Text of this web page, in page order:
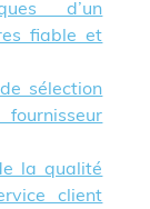
d’un
fiable et
sélection
la qualité
client